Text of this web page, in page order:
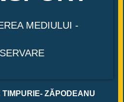
MEDIULUI -
TIMPURIE- ZĂPODEANU